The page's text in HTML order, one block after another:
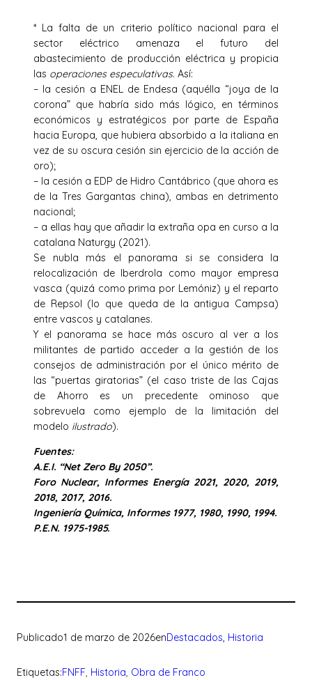
* La falta de un criterio político nacional para el
sector eléctrico amenaza el futuro del
abastecimiento de producción eléctrica y propicia
las operaciones especulativas. Así:
– la cesión a ENEL de Endesa (aquélla “joya de la
corona” que habría sido más lógico, en términos
económicos y estratégicos por parte de España
hacia Europa, que hubiera absorbido a la italiana en
vez de su oscura cesión sin ejercicio de la acción de
oro);
– la cesión a EDP de Hidro Cantábrico (que ahora es
de la Tres Gargantas china), ambas en detrimento
nacional;
– a ellas hay que añadir la extraña opa en curso a la
catalana Naturgy (2021).
Se nubla más el panorama si se considera la
relocalización de Iberdrola como mayor empresa
vasca (quizá como prima por Lemóniz) y el reparto
de Repsol (lo que queda de la antigua Campsa)
entre vascos y catalanes.
Y el panorama se hace más oscuro al ver a los
militantes de partido acceder a la gestión de los
consejos de administración por el único mérito de
las “puertas giratorias” (el caso triste de las Cajas
de Ahorro es un precedente ominoso que
sobrevuela como ejemplo de la limitación del
modelo ilustrado).
Fuentes:
A.E.I. “Net Zero By 2050”.
Foro Nuclear, Informes Energía 2021, 2020, 2019,
2018, 2017, 2016.
Ingeniería Química, Informes 1977, 1980, 1990, 1994.
P.E.N. 1975-1985.
Publicado1 de marzo de 2026enDestacados, Historia
Etiquetas:FNFF, Historia, Obra de Franco